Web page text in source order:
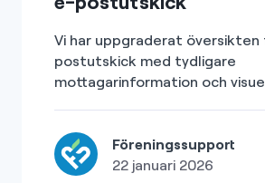
Vi har uppgraderat
postutskick med tydligare
mottagarinformation och
Föreningssupport
22 januari 2026